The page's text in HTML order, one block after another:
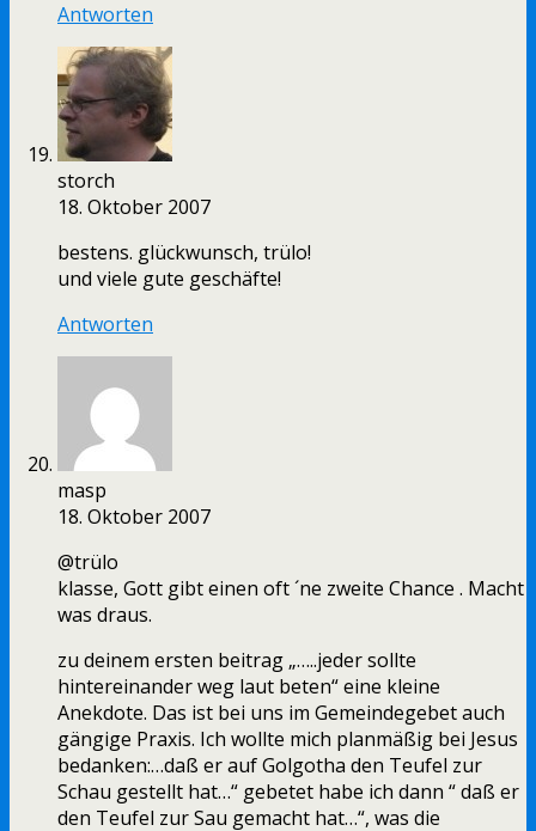
Antworten
storch
18. Oktober 2007
bestens. glückwunsch, trülo!
und viele gute geschäfte!
Antworten
masp
18. Oktober 2007
@trülo
klasse, Gott gibt einen oft ´ne zweite Chance . Macht
was draus.
zu deinem ersten beitrag „…..jeder sollte
hintereinander weg laut beten“ eine kleine
Anekdote. Das ist bei uns im Gemeindegebet auch
gängige Praxis. Ich wollte mich planmäßig bei Jesus
bedanken:…daß er auf Golgotha den Teufel zur
Schau gestellt hat…“ gebetet habe ich dann “ daß er
den Teufel zur Sau gemacht hat…“, was die